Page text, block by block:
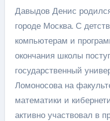
Давыдов Денис
городе Москва. С
компьютерам и
окончания школы
государственный
Ломоносова на
математики и
активно участвовал в